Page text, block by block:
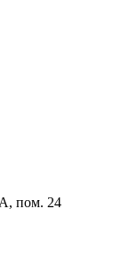
А, пом. 24